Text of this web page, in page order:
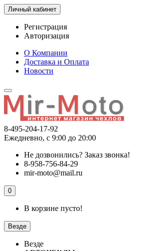
Личный кабинет
Регистрация
Авторизация
О Компании
Доставка и Оплата
Новости
8-495-204-17-92
Ежедневно, с 9:00 до 20:00
Не дозвонились? Заказ звонка!
8-958-756-84-29
mir-moto@mail.ru
0
В корзине пусто!
Везде
Везде